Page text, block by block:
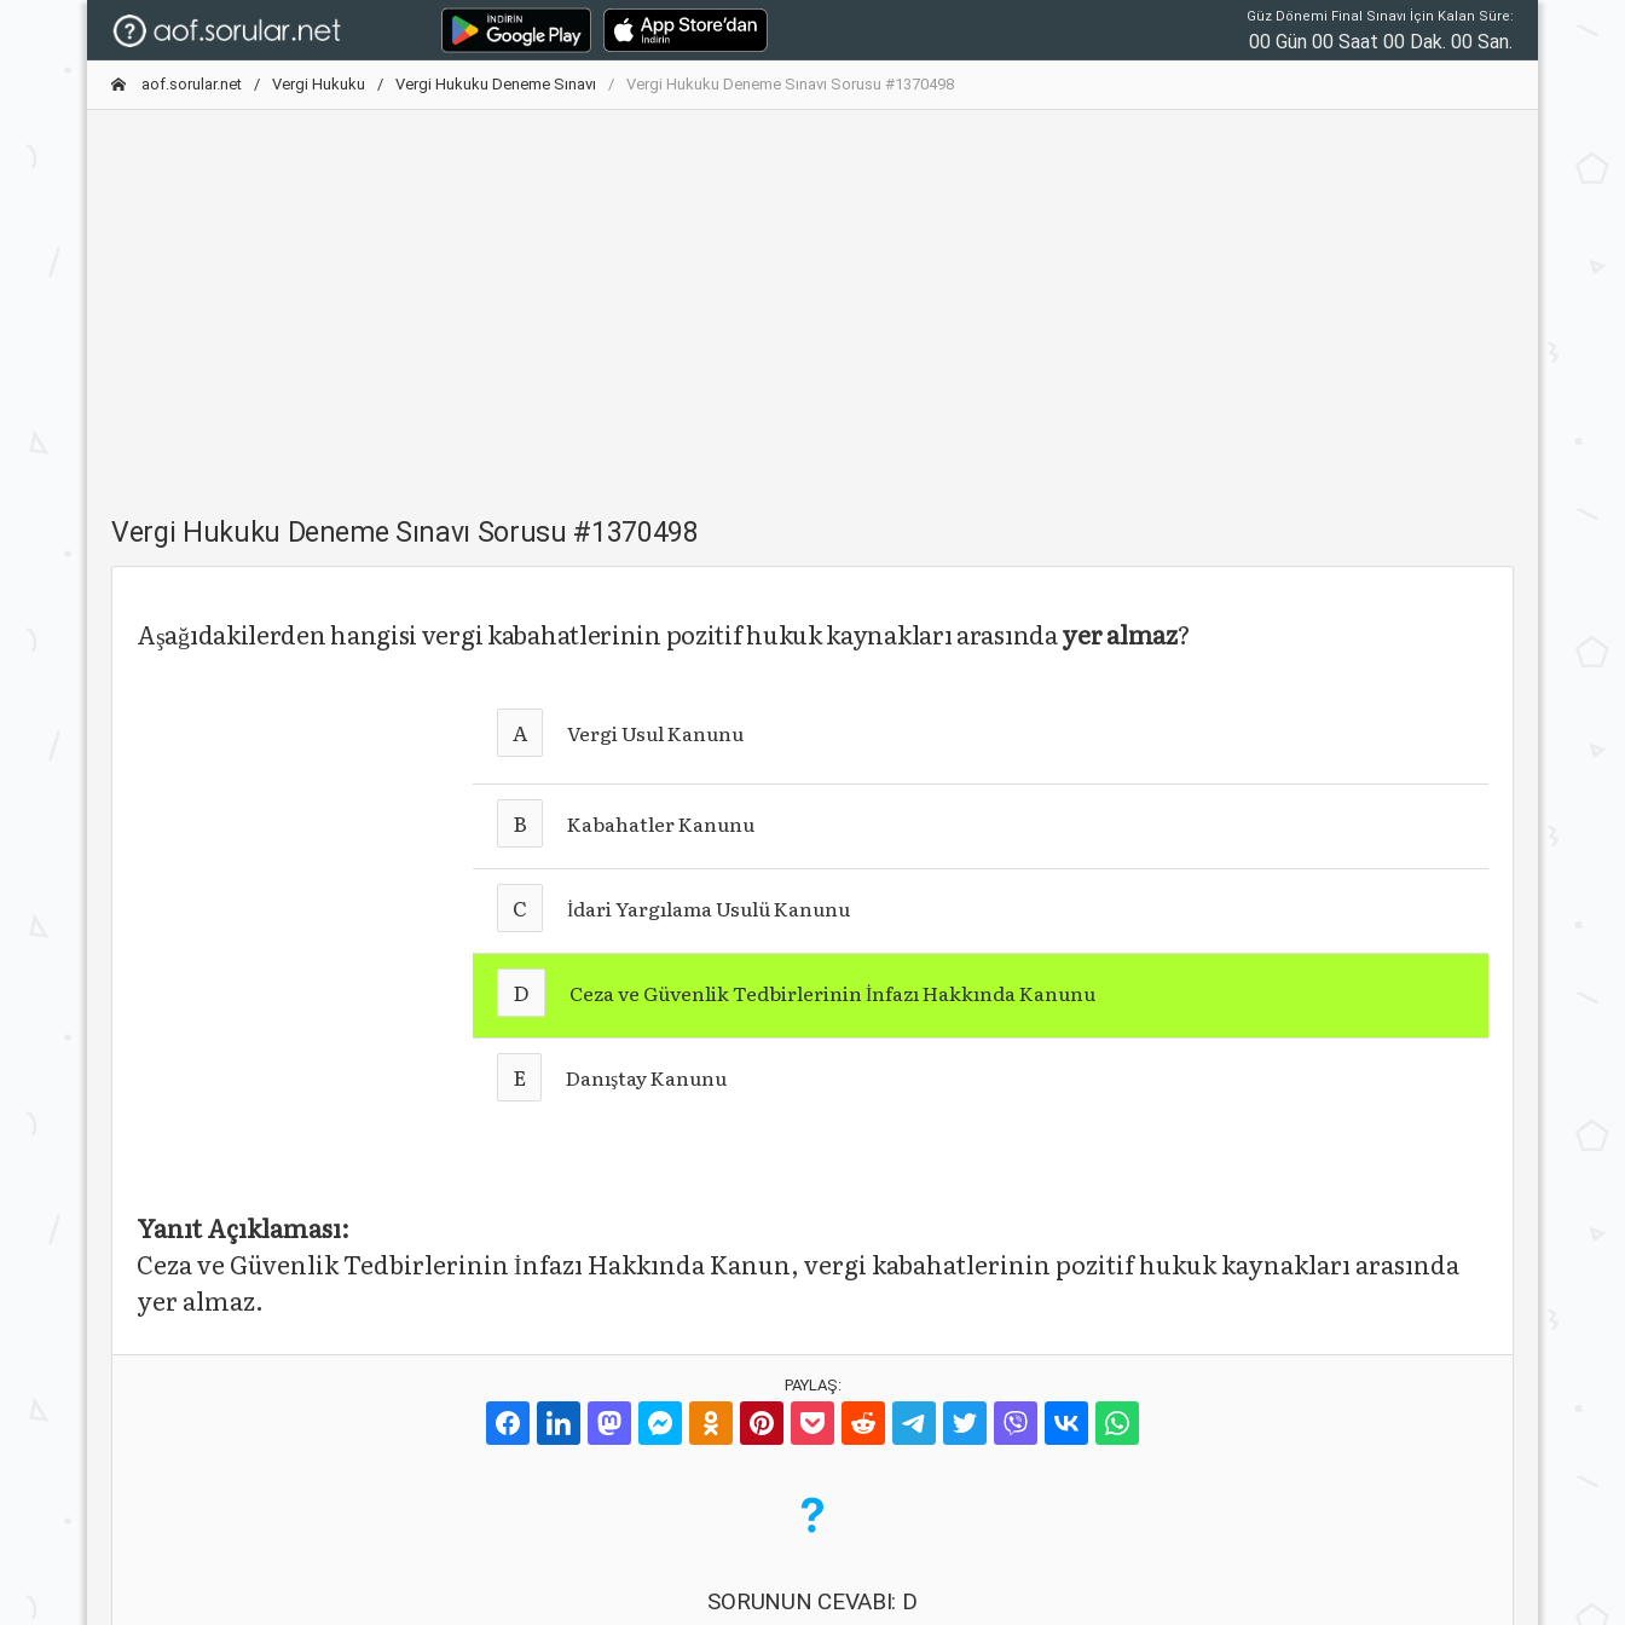
Güz Dönemi Final Sınavı İçin Kalan Süre:
00 Gün 00 Saat 00 Dak. 00 San.
aof.sorular.net Vergi Hukuku Vergi Hukuku Deneme Sınavı Vergi Hukuku Deneme Sınavı Sorusu #1370498
Vergi Hukuku Deneme Sınavı Sorusu #1370498
Aşağıdakilerden hangisi vergi kabahatlerinin pozitif hukuk kaynakları arasındayeralmaz?
A Vergi Usul Kanunu
B Kabahatler Kanunu
C İdari Yargılama Usulü Kanunu
D Ceza ve Güvenlik Tedbirlerinin İnfazı Hakkında Kanunu
E Danıştay Kanunu
Yanıt Açıklaması:
Ceza ve Güvenlik Tedbirlerinin İnfazı Hakkında Kanun, vergi kabahatlerinin pozitif hukuk kaynakları arasında
yer almaz.
PAYLAŞ:
SORUNUN CEVABI: D